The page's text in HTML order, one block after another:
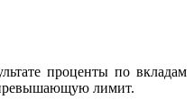
проценты по вкладам
превышающую лимит.